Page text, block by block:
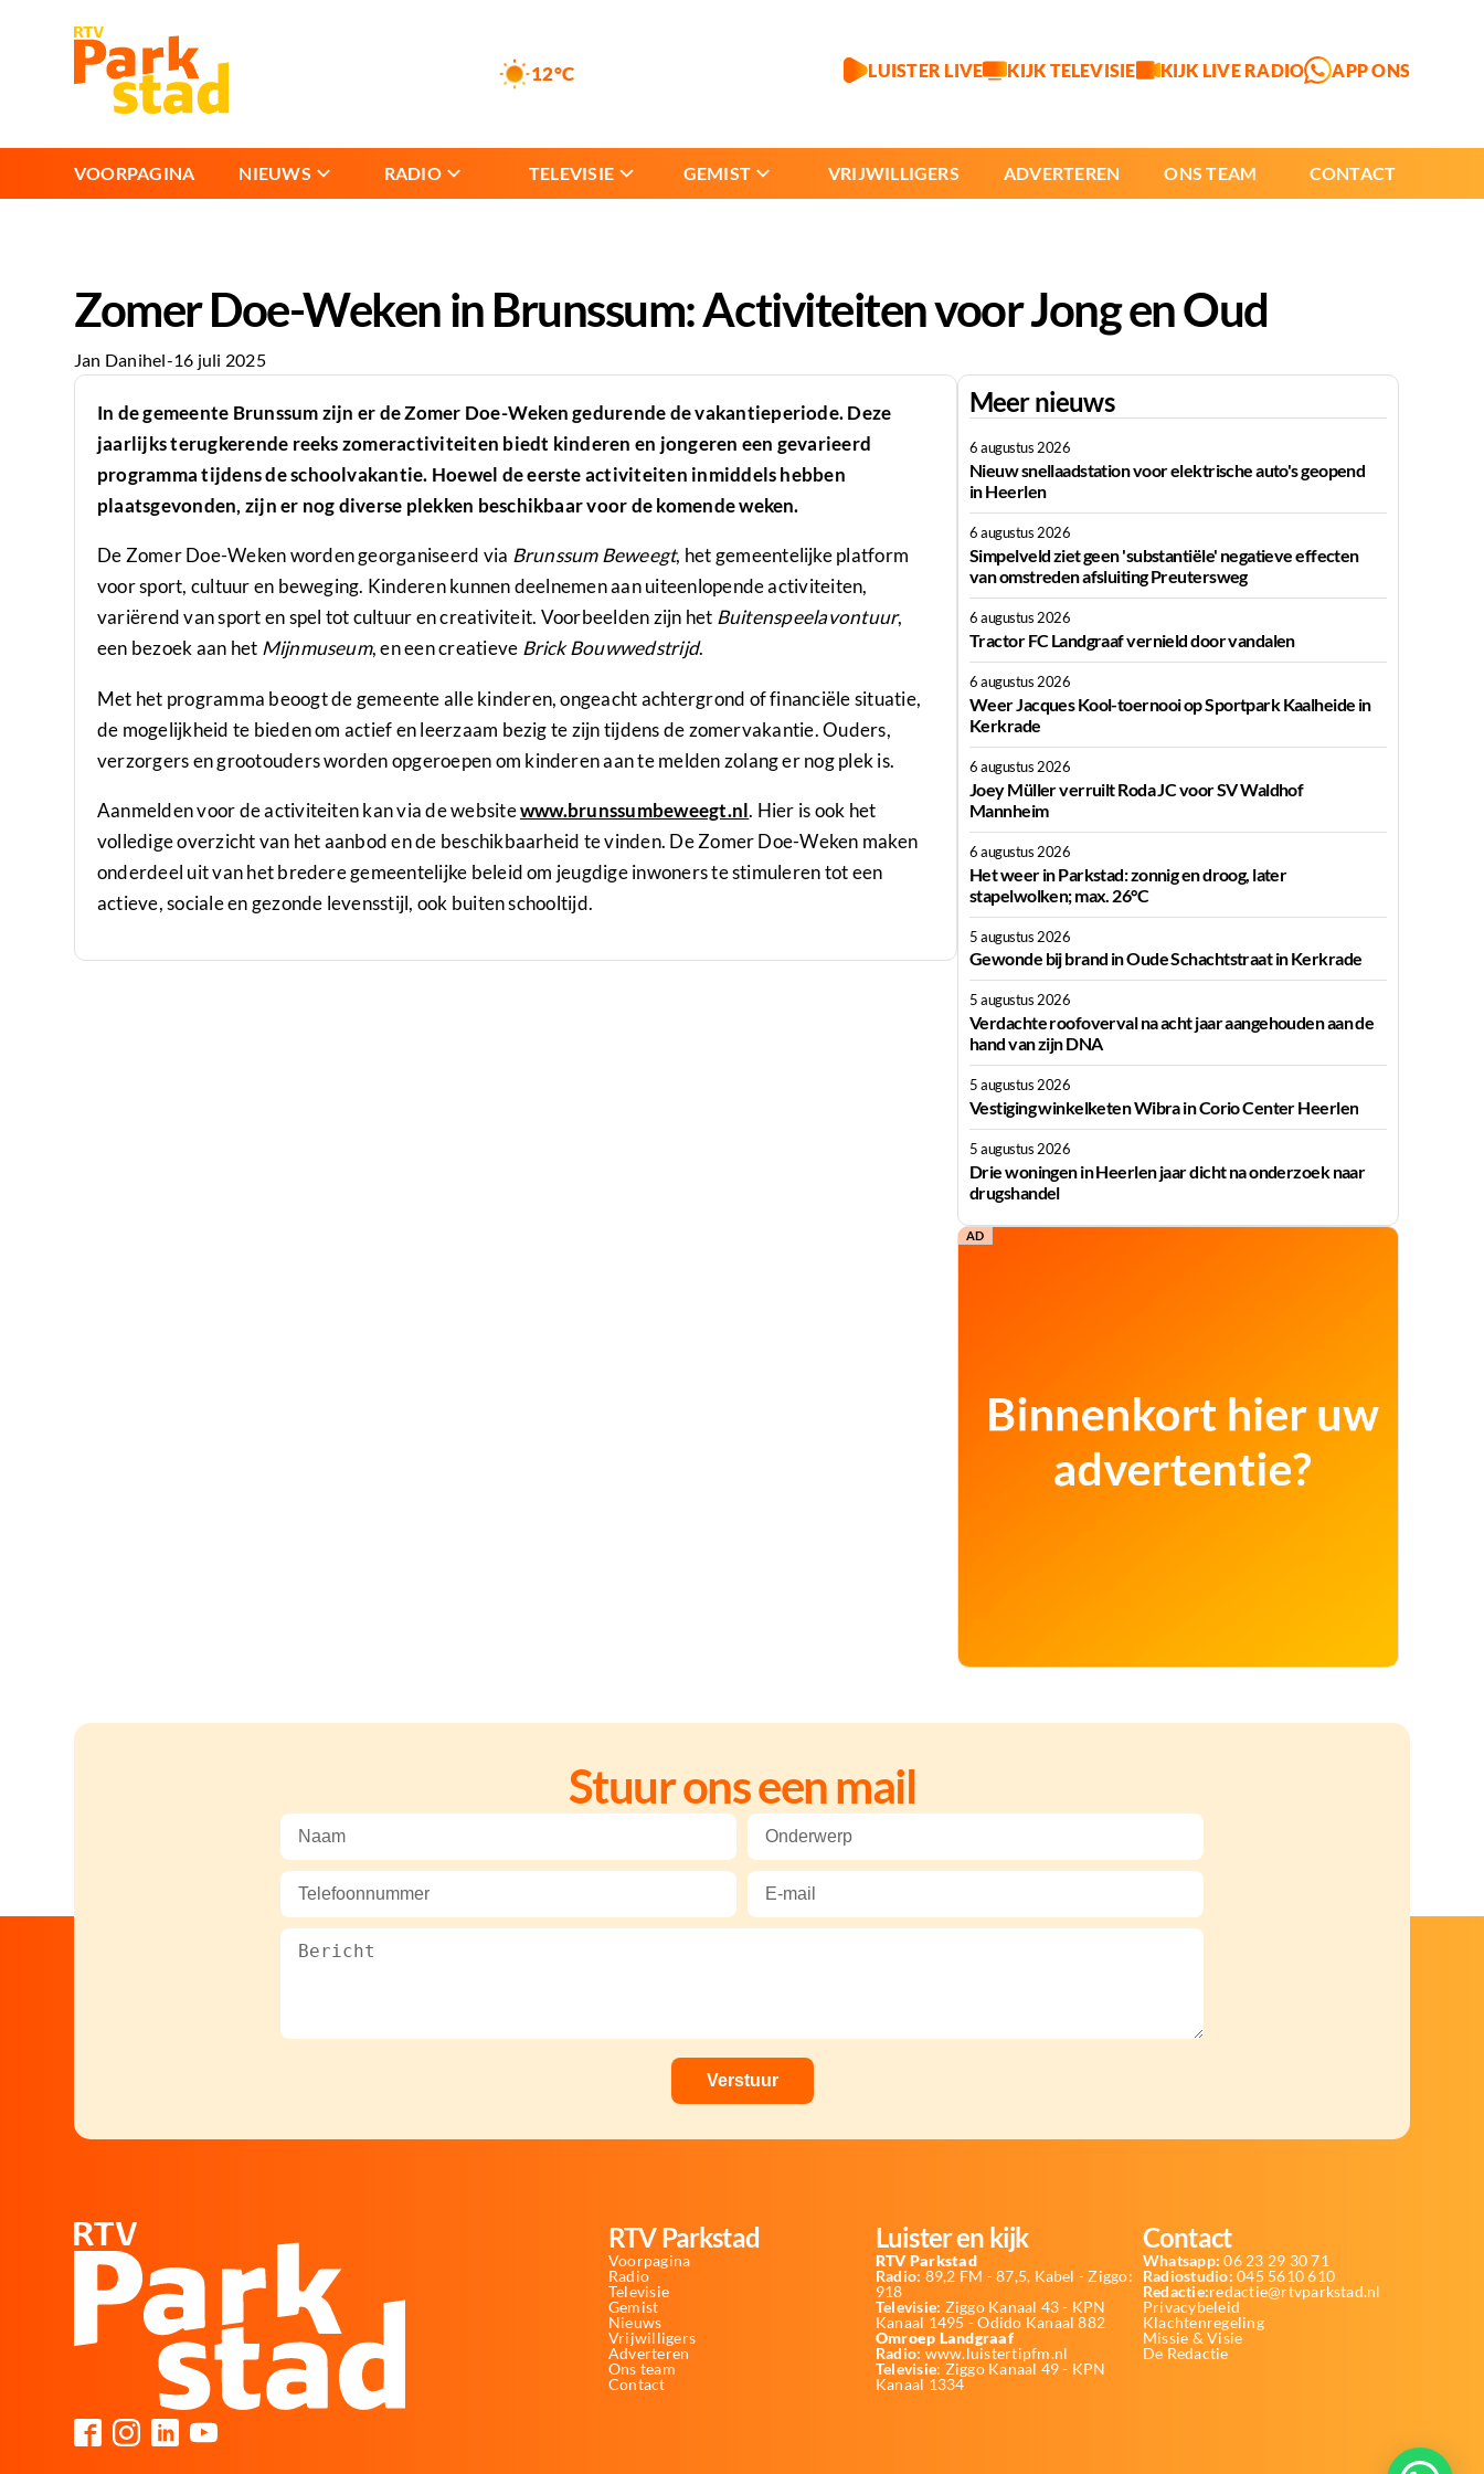
12°C LUISTER LIVE KIJK TELEVISIE KIJK LIVE RADIO APP ONS
VOORPAGINA NIEUWS RADIO TELEVISIE GEMIST VRIJWILLIGERS ADVERTEREN ONS TEAM CONTACT
Zomer Doe-Weken in Brunssum: Activiteiten voor Jong en Oud
Jan Danihel-16 juli 2025
In de gemeente Brunssum zijn er de Zomer Doe-Weken gedurende de vakantieperiode. Deze
jaarlijks terugkerende reeks zomeractiviteiten biedt kinderen en jongeren een gevarieerd
programma tijdens de schoolvakantie. Hoewel de eerste activiteiten inmiddels hebben
plaatsgevonden, zijn er nog diverse plekken beschikbaar voor de komende weken.
De Zomer Doe-Weken worden georganiseerd via Brunssum Beweegt, het gemeentelijke platform
voor sport, cultuur en beweging. Kinderen kunnen deelnemen aan uiteenlopende activiteiten,
variërend van sport en spel tot cultuur en creativiteit. Voorbeelden zijn het Buitenspeelavontuur,
een bezoek aan het Mijnmuseum, en een creatieve Brick Bouwwedstrijd.
Met het programma beoogt de gemeente alle kinderen, ongeacht achtergrond of financiële situatie,
de mogelijkheid te bieden om actief en leerzaam bezig te zijn tijdens de zomervakantie. Ouders,
verzorgers en grootouders worden opgeroepen om kinderen aan te melden zolang er nog plek is.
Aanmelden voor de activiteiten kan via de websitewww.brunssumbeweegt.nl. Hier is ook het
volledige overzicht van het aanbod en de beschikbaarheid te vinden. De Zomer Doe-Weken maken
onderdeel uit van het bredere gemeentelijke beleid om jeugdige inwoners te stimuleren tot een
actieve, sociale en gezonde levensstijl, ook buiten schooltijd.
Meer nieuws
6 augustus 2026
Nieuw snellaadstation voor elektrische auto's geopend
in Heerlen
6 augustus 2026
Simpelveld ziet geen 'substantiële' negatieve effecten
van omstreden afsluiting Preutersweg
6 augustus 2026
Tractor FC Landgraaf vernield door vandalen
6 augustus 2026
Weer Jacques Kool-toernooi op Sportpark Kaalheide in
Kerkrade
6 augustus 2026
Joey Müller verruilt Roda JC voor SV Waldhof
Mannheim
6 augustus 2026
Het weer in Parkstad: zonnig en droog, later
stapelwolken; max. 26°C
5 augustus 2026
Gewonde bij brand in Oude Schachtstraat in Kerkrade
5 augustus 2026
Verdachte roofoverval na acht jaar aangehouden aan de
hand van zijn DNA
5 augustus 2026
Vestiging winkelketen Wibra in Corio Center Heerlen
5 augustus 2026
Drie woningen in Heerlen jaar dicht na onderzoek naar
drugshandel
AD
Stuur ons een mail
RTV Parkstad
Voorpagina
Radio
Televisie
Gemist
Nieuws
Vrijwilligers
Adverteren
Ons team
Contact
Luister en kijk
RTV Parkstad
Radio: 89,2 FM - 87,5, Kabel - Ziggo:
918
Televisie: Ziggo Kanaal 43 - KPN
Kanaal 1495 - Odido Kanaal 882
Omroep Landgraaf
Radio: www.luistertipfm.nl
Televisie: Ziggo Kanaal 49 - KPN
Kanaal 1334
Contact
Whatsapp: 06 23 29 30 71
Radiostudio: 045 5610 610
Redactie:redactie@rtvparkstad.nl
Privacybeleid
Klachtenregeling
Missie & Visie
De Redactie